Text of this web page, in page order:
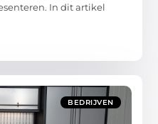
In dit artikel
BEDRIJVEN